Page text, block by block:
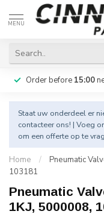
MENU
Order before 15:00
Staat uw onderdeel er
contacteer ons! | Voeg
om een offerte op te
Home /
Pneumatic
103181
Pneumatic
1KJ, 5000008,